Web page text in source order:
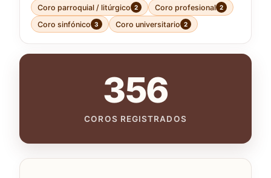
Coro parroquial / litúrgico 2 Coro profesional 2
Coro sinfónico 3 Coro universitario 2
356
COROS REGISTRADOS